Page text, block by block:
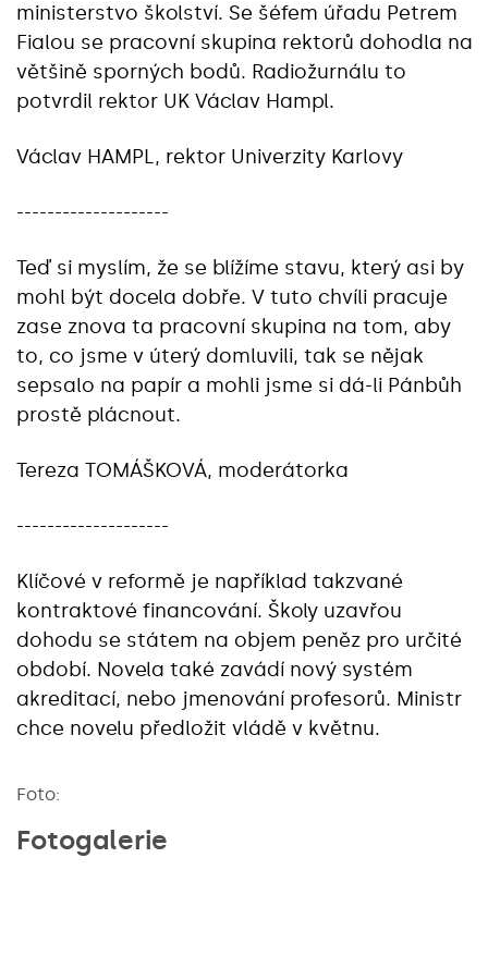
ministerstvo školství. Se šéfem úřadu Petrem
Fialou se pracovní skupina rektorů dohodla na
většině sporných bodů. Radiožurnálu to
potvrdil rektor UK Václav Hampl.
Václav HAMPL, rektor Univerzity Karlovy
--------------------
Teď si myslím, že se blížíme stavu, který asi by
mohl být docela dobře. V tuto chvíli pracuje
zase znova ta pracovní skupina na tom, aby
to, co jsme v úterý domluvili, tak se nějak
sepsalo na papír a mohli jsme si dá-li Pánbůh
prostě plácnout.
Tereza TOMÁŠKOVÁ, moderátorka
--------------------
Klíčové v reformě je například takzvané
kontraktové financování. Školy uzavřou
dohodu se státem na objem peněz pro určité
období. Novela také zavádí nový systém
akreditací, nebo jmenování profesorů. Ministr
chce novelu předložit vládě v květnu.
Foto:
Fotogalerie